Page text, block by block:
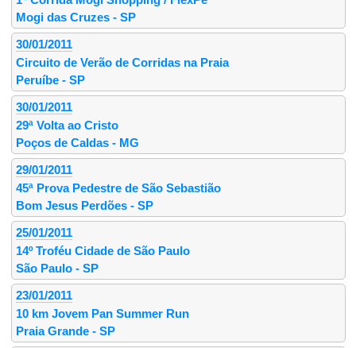
Mogi das Cruzes - SP
30/01/2011
Circuito de Verão de Corridas na Praia
Peruíbe - SP
30/01/2011
29ª Volta ao Cristo
Poços de Caldas - MG
29/01/2011
45ª Prova Pedestre de São Sebastião
Bom Jesus Perdões - SP
25/01/2011
14º Troféu Cidade de São Paulo
São Paulo - SP
23/01/2011
10 km Jovem Pan Summer Run
Praia Grande - SP